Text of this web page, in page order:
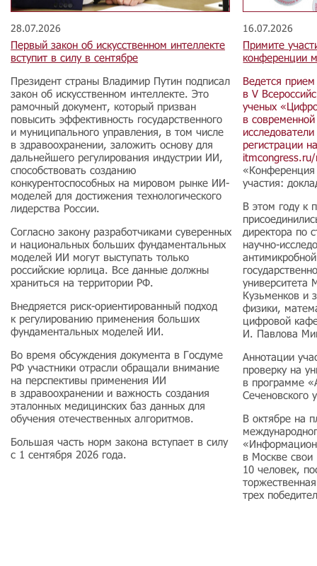
28.07.2026
Первый закон об искусственном интеллекте
вступит в силу в сентябре
Президент страны Владимир Путин подписал
закон об искусственном интеллекте. Это
рамочный документ, который призван
повысить эффективность государственного
и муниципального управления, в том числе
в здравоохранении, заложить основу для
дальнейшего регулирования индустрии ИИ,
способствовать созданию
конкурентоспособных на мировом рынке ИИ-
моделей для достижения технологического
лидерства России.
Согласно закону разработчиками суверенных
и национальных больших фундаментальных
моделей ИИ могут выступать только
российские юрлица. Все данные должны
храниться на территории РФ.
Внедряется риск-ориентированный подход
к регулированию применения больших
фундаментальных моделей ИИ.
Во время обсуждения документа в Госдуме
РФ участники отрасли обращали внимание
на перспективы применения ИИ
в здравоохранении и важность создания
эталонных медицинских баз данных для
обучения отечественных алгоритмов.
Большая часть норм закона вступает в силу
с 1 сентября 2026 года.
16.07.2026
Примите
конференции
Ведется
в V
ученых
в
регистрации
участия:
В этом году к
директора по
научно-
университета
Кузьменков и
физики,
цифровой
И. Павлова
Аннотации
проверку на
в программе
Сеченовского
В октябре на
в Москве свои
10 человек,
трех